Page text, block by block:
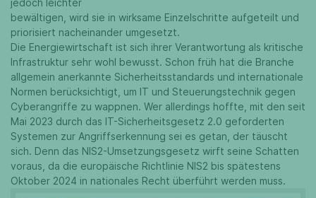
jedoch leichter
bewältigen, wird sie in wirksame Einzelschritte aufgeteilt und
priorisiert nacheinander umgesetzt.
Die Energiewirtschaft ist sich ihrer Verantwortung als kritische
Infrastruktur sehr wohl bewusst. Schon früh hat die Branche
allgemein anerkannte Sicherheitsstandards und internationale
Normen berücksichtigt, um IT und Steuerungstechnik gegen
Cyberangriffe zu wappnen. Wer allerdings hoffte, mit den seit
Mai 2023 durch das IT-Sicherheitsgesetz 2.0 geforderten
Systemen zur Angriffserkennung sei es getan, der täuscht
sich. Denn das NIS2-Umsetzungsgesetz wirft seine Schatten
voraus, da die europäische Richtlinie NIS2 bis spätestens
Oktober 2024 in nationales Recht überführt werden muss.